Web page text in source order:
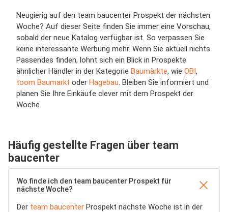
Neugierig auf den team baucenter Prospekt der nächsten
Woche? Auf dieser Seite finden Sie immer eine Vorschau,
sobald der neue Katalog verfügbar ist. So verpassen Sie
keine interessante Werbung mehr. Wenn Sie aktuell nichts
Passendes finden, lohnt sich ein Blick in Prospekte
ähnlicher Händler in der Kategorie Baumärkte, wie OBI,
toom Baumarkt oder Hagebau. Bleiben Sie informiert und
planen Sie Ihre Einkäufe clever mit dem Prospekt der
Woche.
Häufig gestellte Fragen über team
baucenter
Wo finde ich den team baucenter Prospekt für
nächste Woche?
Der team baucenter Prospekt nächste Woche ist in der